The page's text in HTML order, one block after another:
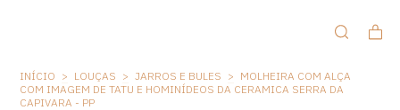
INÍCIO > LOUÇAS > JARROS E BULES > MOLHEIRA COM ALÇA
COM IMAGEM DE TATU E HOMINÍDEOS DA CERAMICA SERRA DA
CAPIVARA - PP